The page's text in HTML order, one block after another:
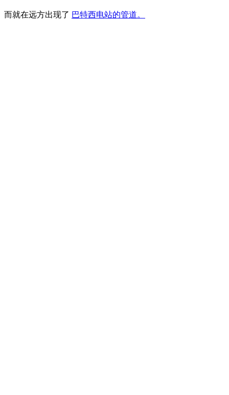
而就在远方出现了 巴特西电站的管道。